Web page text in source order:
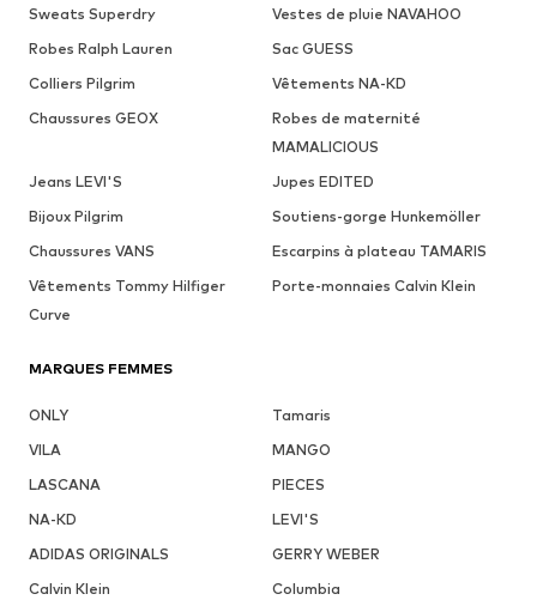
Sweats Superdry
Vestes de pluie NAVAHOO
Robes Ralph Lauren
Sac GUESS
Colliers Pilgrim
Vêtements NA-KD
Chaussures GEOX
Robes de maternité
MAMALICIOUS
Jeans LEVI'S
Jupes EDITED
Bijoux Pilgrim
Soutiens-gorge Hunkemöller
Chaussures VANS
Escarpins à plateau TAMARIS
Vêtements Tommy Hilfiger
Curve
Porte-monnaies Calvin Klein
MARQUES FEMMES
ONLY
Tamaris
VILA
MANGO
LASCANA
PIECES
NA-KD
LEVI'S
ADIDAS ORIGINALS
GERRY WEBER
Calvin Klein
Columbia